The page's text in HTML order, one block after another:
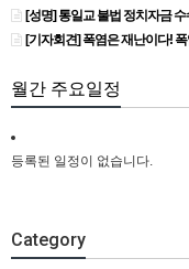
[성명] 통일교 불법 정치자금
[기자회견] 폭염은 재난이다!
월간 주요일정
등록된 일정이 없습니다.
Category